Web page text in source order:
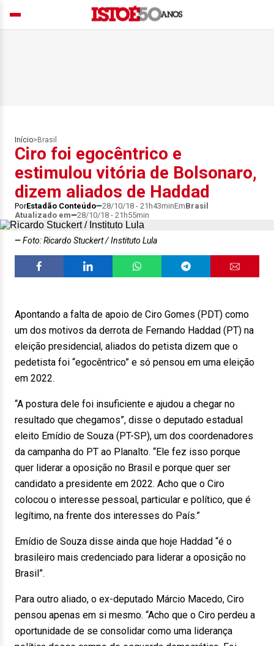
Início> Brasil
Ciro foi egocêntrico e
estimulou vitória de Bolsonaro,
dizem aliados de Haddad
PorEstadão Conteúdo 28/10/18 - 21h43minEmBrasil
Atualizado em
28/10/18 - 21h55min
Foto: Ricardo Stuckert / Instituto Lula
Apontando a falta de apoio de Ciro Gomes (PDT) como
um dos motivos da derrota de Fernando Haddad (PT) na
eleição presidencial, aliados do petista dizem que o
pedetista foi “egocêntrico” e só pensou em uma eleição
em 2022.
“A postura dele foi insuficiente e ajudou a chegar no
resultado que chegamos”, disse o deputado estadual
eleito Emídio de Souza (PT-SP), um dos coordenadores
da campanha do PT ao Planalto. “Ele fez isso porque
quer liderar a oposição no Brasil e porque quer ser
candidato a presidente em 2022. Acho que o Ciro
colocou o interesse pessoal, particular e político, que é
legítimo, na frente dos interesses do País.”
Emídio de Souza disse ainda que hoje Haddad “é o
brasileiro mais credenciado para liderar a oposição no
Brasil”.
Para outro aliado, o ex-deputado Márcio Macedo, Ciro
pensou apenas em si mesmo. “Acho que o Ciro perdeu a
oportunidade de se consolidar como uma liderança